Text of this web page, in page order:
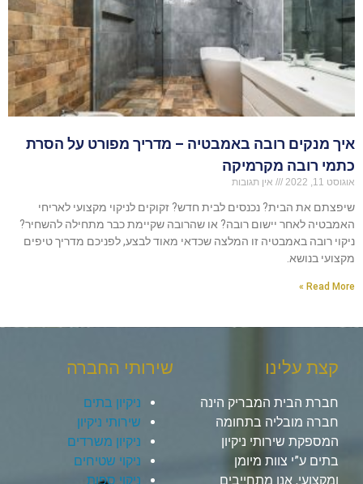
איך מנקים רובה באמבטיה – מדריך מפורט על הסרת
כתמי רובה מקרמיקה
אוגוסט 11, 2022 אין תגובות
שיפצתם את הבית? נכנסים לבית חדש? זקוקים לניקוי מקצועי לאריחי
האמבטיה לאחר יישום רובה? או שהרובה שקיימת כבר מתחילה להשחיר?
ניקוי רובה באמבטיה זו המלצה שכדאי מאוד לבצע, לפניכם מדריך טיפים
מקצועי בנושא.
Read More »
קצת עלינו
חברת הבית המבריק הינה
חברה מובליה בתחומה
המספקת שירותי ניקיון
בתים ע”י צוות מיומן
ומקצועי, אנו מתחייבים
שירותי החברה
ניקיון בתים
שירותי ניקיון
ניקיון משרדים
ניקוי שטיחים
ניקוי ספות